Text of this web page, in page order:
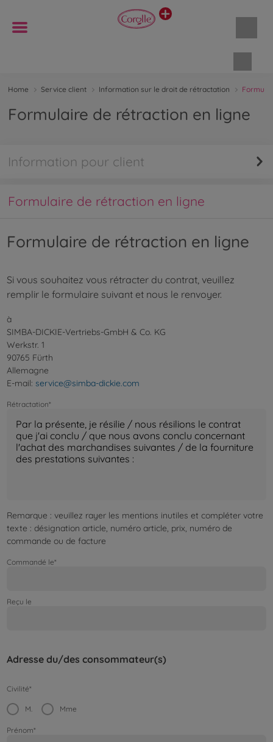
Home Service client Information sur le droit de rétractation
Formulaire de rétraction en ligne
Information pour client
Formulaire de rétraction en ligne
Formulaire de rétraction en ligne
Si vous souhaitez vous rétracter du contrat, veuillez
remplir le formulaire suivant et nous le renvoyer.
à
SIMBA-DICKIE-Vertriebs-GmbH & Co. KG
Werkstr. 1
90765 Fürth
Allemagne
E-mail: service@simba-dickie.com
Rétractation*
Remarque : veuillez rayer les mentions inutiles et compléter votre
texte : désignation article, numéro article, prix, numéro de
commande ou de facture
Commandé le*
Reçu le
Adresse du/des consommateur(s)
Civilité*
M. Mme
Prénom*